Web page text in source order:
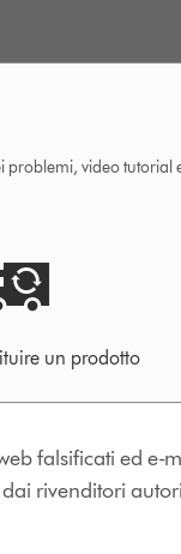
problemi, video tutorial
un prodotto
falsificati ed
rivenditori